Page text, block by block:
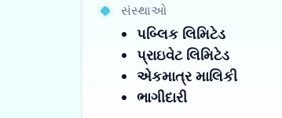
સંસ્થાઓ
પબ્લિક લિમિટેડ
પ્રાઇવેટ લિમિટેડ
એકમાત્ર માલિકી
ભાગીદારી